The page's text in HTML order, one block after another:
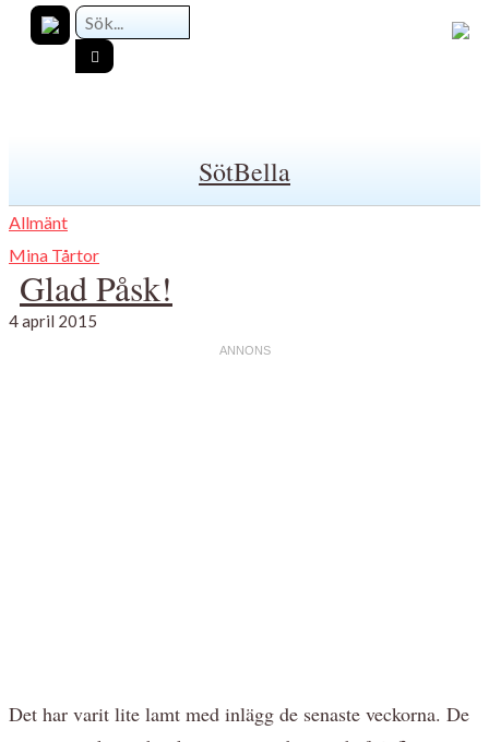
SötBella
Allmänt
Mina Tårtor
Glad Påsk!
4 april 2015
Det har varit lite lamt med inlägg de senaste veckorna. De